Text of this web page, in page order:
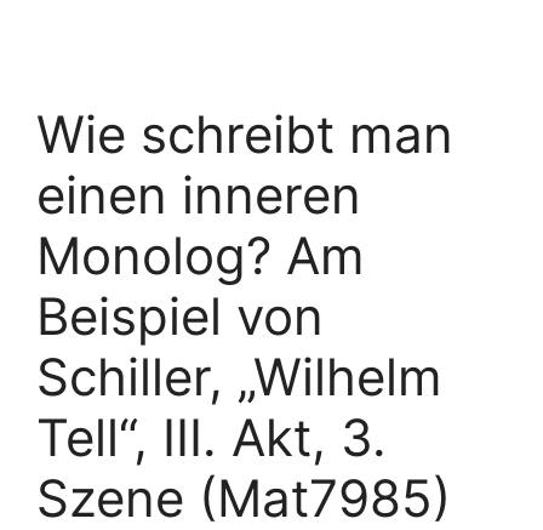
Wie schreibt man
einen inneren
Monolog? Am
Beispiel von
Schiller, „Wilhelm
Tell“, III. Akt, 3.
Szene (Mat7985)